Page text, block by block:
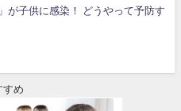
が子供に感染！ どうやって予防す
すめ